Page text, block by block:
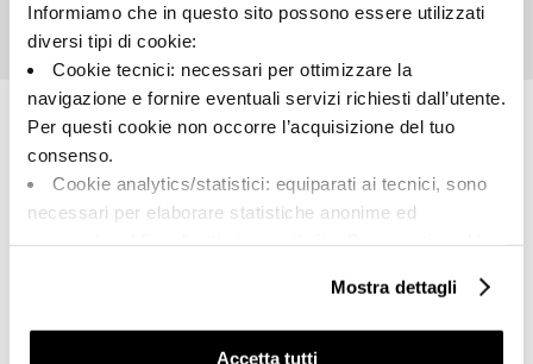
Informiamo che in questo sito possono essere utilizzati
diversi tipi di cookie:
Cookie tecnici: necessari per ottimizzare la
navigazione e fornire eventuali servizi richiesti dall’utente.
Per questi cookie non occorre l’acquisizione del tuo
consenso.
Cookie analytics/statistici: equiparati ai tecnici, sono
necessari per elaborare statistiche anonime ed
Cookie di profilazione/marketing: sono utilizzati, solo
previo tuo consenso, per esaminare le tue abitudini di
navigazione e mostrarti quindi avvisi pubblicitari mirati, in
Mostra dettagli
Accetta tutti